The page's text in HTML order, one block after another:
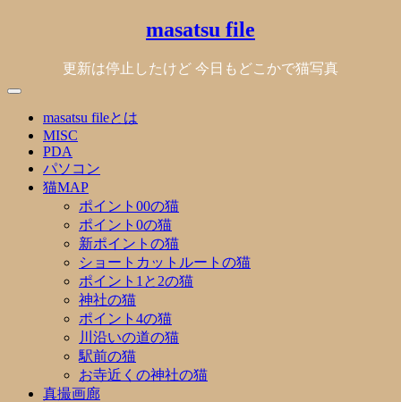
masatsu file
更新は停止したけど 今日もどこかで猫写真
masatsu fileとは
MISC
PDA
パソコン
猫MAP
ポイント00の猫
ポイント0の猫
新ポイントの猫
ショートカットルートの猫
ポイント1と2の猫
神社の猫
ポイント4の猫
川沿いの道の猫
駅前の猫
お寺近くの神社の猫
真撮画廊